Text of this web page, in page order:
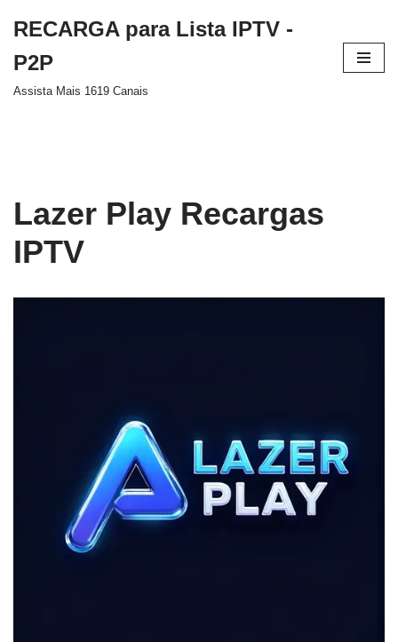
para
o
RECARGA para Lista IPTV -
P2P
Assista Mais 1619 Canais
Lazer Play Recargas
IPTV